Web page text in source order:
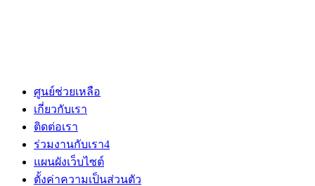
ศูนย์ช่วยเหลือ
เกี่ยวกับเรา
ติดต่อเรา
ร่วมงานกับเรา4
แผนผังเว็บไซต์
ตั้งค่าความเป็นส่วนตัว